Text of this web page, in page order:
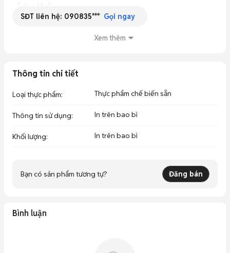
• Trứng Muối
• Đậu phộng
SĐT liên hệ: 090835*** Gọi ngay
Xem thêm
Thông tin chi tiết
Loại thực phẩm: Thực phẩm chế biến sẵn
Thông tin sử dụng: In trên bao bì
Khối lượng: In trên bao bì
Bạn có sản phẩm tương tự? Đăng bán
Bình luận